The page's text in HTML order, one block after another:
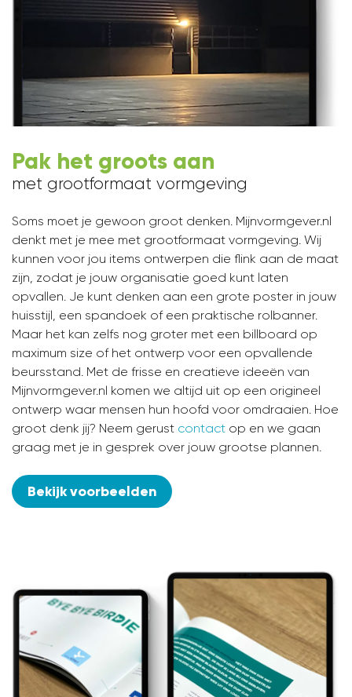
Pak het groots aan
met grootformaat vormgeving
Soms moet je gewoon groot denken. Mijnvormgever.nl
denkt met je mee met grootformaat vormgeving. Wij
kunnen voor jou items ontwerpen die flink aan de maat
zijn, zodat je jouw organisatie goed kunt laten
opvallen. Je kunt denken aan een grote poster in jouw
huisstijl, een spandoek of een praktische rolbanner.
Maar het kan zelfs nog groter met een billboard op
maximum size of het ontwerp voor een opvallende
beursstand. Met de frisse en creatieve ideeën van
Mijnvormgever.nl komen we altijd uit op een origineel
ontwerp waar mensen hun hoofd voor omdraaien. Hoe
groot denk jij? Neem gerust contact op en we gaan
graag met je in gesprek over jouw grootse plannen.
Bekijk voorbeelden